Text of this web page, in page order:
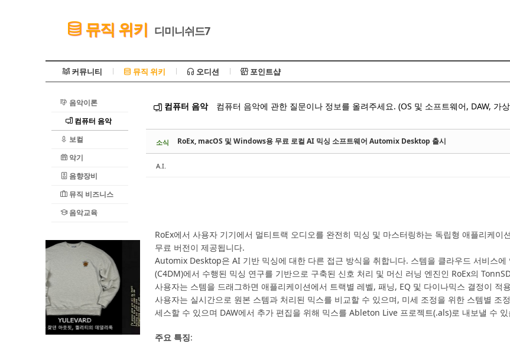
뮤직 위키 디미니쉬드7
커뮤니티 뮤직 위키 오디션 포인트샵
음악이론
컴퓨터 음악
보컬
악기
음향장비
뮤직 비즈니스
음악교육
컴퓨터 음악 컴퓨터 음악에 관한 질문이나 정보를 올려주세요. (OS 및 소프트웨어, DAW, 가
소식 RoEx, macOS 및 Windows용 무료 로컬 AI 믹싱 소프트웨어 Automix Desktop 출시
A.I.
RoEx에서 사용자 기기에서 멀티트랙 오디오를 완전히 믹싱 및 마스터링하는 독립형 애플리케이
무료 버전이 제공됩니다.
Automix Desktop은 AI 기반 믹싱에 대한 다른 접근 방식을 취합니다. 스템을 클라우드 서비스
(C4DM)에서 수행된 믹싱 연구를 기반으로 구축된 신호 처리 및 머신 러닝 엔진인 RoEx의
사용자는 스템을 드래그하면 애플리케이션에서 트랙별 레벨, 패닝, EQ 및 다이나믹스 결정이
사용자는 실시간으로 원본 스템과 처리된 믹스를 비교할 수 있으며, 미세 조정을 위한 스템별 조
세스할 수 있으며 DAW에서 추가 편집을 위해 믹스를 Ableton Live 프로젝트(.als)로 내보낼 수 있
주요 특징:
Sketchbook5, 스케치북5
Sketchbook5, 스케치북5